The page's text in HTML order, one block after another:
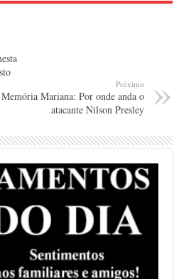
Próximo
Memória Mariana: Por onde anda o
atacante Nilson Presley